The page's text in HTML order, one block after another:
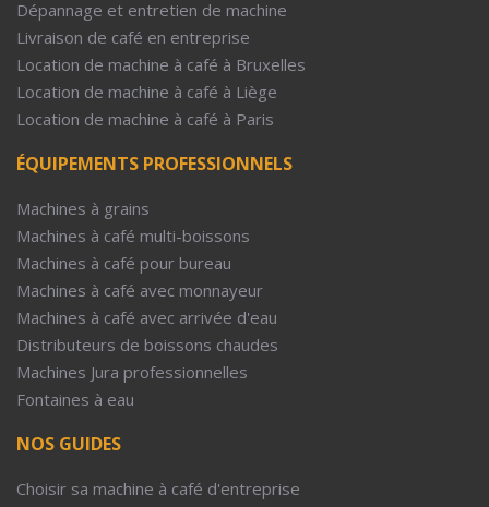
Dépannage et entretien de machine
Livraison de café en entreprise
Location de machine à café à Bruxelles
Location de machine à café à Liège
Location de machine à café à Paris
ÉQUIPEMENTS PROFESSIONNELS
Machines à grains
Machines à café multi-boissons
Machines à café pour bureau
Machines à café avec monnayeur
Machines à café avec arrivée d'eau
Distributeurs de boissons chaudes
Machines Jura professionnelles
Fontaines à eau
NOS GUIDES
Choisir sa machine à café d'entreprise